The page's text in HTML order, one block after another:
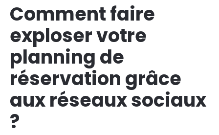
Comment faire
exploser votre
planning de
réservation grâce
aux réseaux sociaux
?